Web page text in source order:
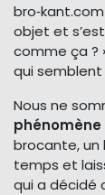
objet et
comme ça ?
qui semblent
Nous ne
brocante, un
temps et
qui a décidé